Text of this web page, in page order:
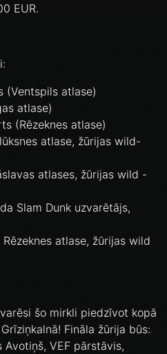
EUR.
(Ventspils atlase)
atlase)
(Rēzeknes atlase)
atlase, žūrijas wild-
atlases, žūrijas wild -
Slam Dunk uzvarētājs,
atlase, žūrijas wild
šo mirkli piedzīvot kopā
Fināla žūrija būs:
Avotiņš, VEF pārstāvis,